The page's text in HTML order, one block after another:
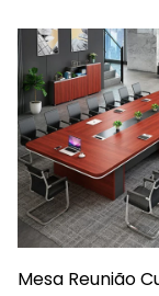
Mesa Reunião